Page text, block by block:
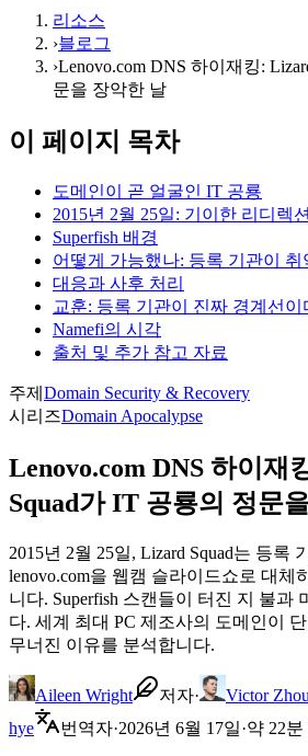
리소스
›블로그
›Lenovo.com DNS 하이재킹:
문을 장악한 날
이 페이지 목차
도메인이 곧 얼굴인 IT 공룡
2015년 2월 25일: 기이한 리디렉션
Superfish 배경
어떻게 가능했나: 등록 기관이
대응과 사후 처리
교훈: 등록 기관이 진짜 경계선이
Namefi의 시각
출처 및 추가 참고 자료
주제 Domain Security & Recovery
시리즈Domain Apocalypse
Lenovo.com DNS 하이재
Squad가 IT 공룡의 정문
2015년 2월 25일, Lizard Squad는 등록
lenovo.com을 웹캠 슬라이드쇼로 대체
니다. Superfish 스캔들이 터진 지 불과
다. 세계 최대 PC 제조사의 도메인이
무너진 이유를 분석합니다.
Aileen Wright 저자· Victor Zhou
hye
번역자·2026년 6월 17일·약 22